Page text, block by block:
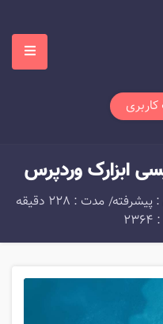
ابزارک وردپرس
مدت : 228 دقیقه